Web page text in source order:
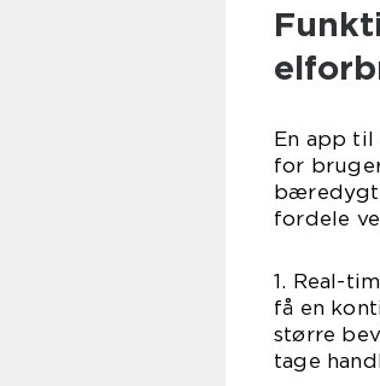
En app
for
fordele
1. Real-
få en
større
tage